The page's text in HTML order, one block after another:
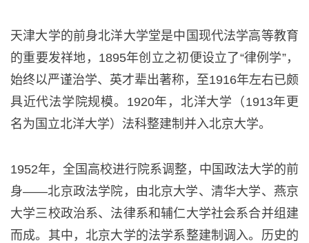
天津大学的前身北洋大学堂是中国现代法学高等教育
的重要发祥地，1895年创立之初便设立了“律例学”，
始终以严谨治学、英才辈出著称，至1916年左右已颇
具近代法学院规模。1920年，北洋大学（1913年更
名为国立北洋大学）法科整建制并入北京大学。
1952年，全国高校进行院系调整，中国政法大学的前
身——北京政法学院，由北京大学、清华大学、燕京
大学三校政治系、法律系和辅仁大学社会系合并组建
而成。其中，北京大学的法学系整建制调入。历史的